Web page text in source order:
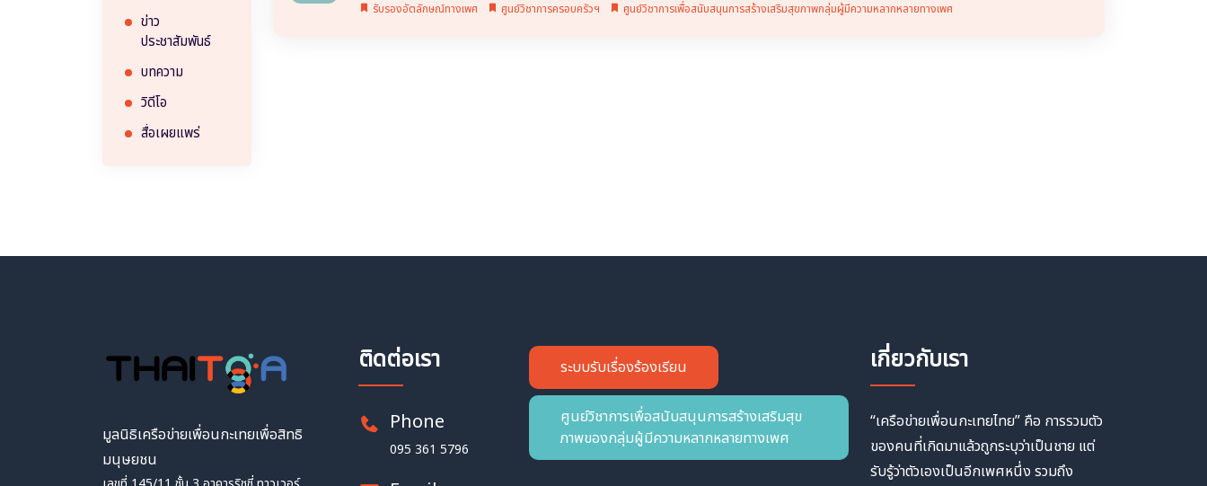
ข่าว
ประชาสัมพันธ์
บทความ
วิดีโอ
สื่อเผยแพร่
รับรองอัตลักษณ์ทางเพศ
ศูนย์วิชาการครอบครัวฯ ศูนย์วิชาการเพื่อสนับสนุนการสร้างเสริมสุขภาพกลุ่มผู้มีความหลากหลายทางเพศ
มูลนิธิเครือข่ายเพื่อนกะเทยเพื่อสิทธิ
มนุษยชน
ติดต่อเรา
Phone
095 361 5796
ระบบรับเรื่องร้องเรียน
ศูนย์วิชาการเพื่อสนับสนุนการสร้างเสริมสุข
ภาพของกลุ่มผู้มีความหลากหลายทางเพศ
เกี่ยวกับเรา
“เครือข่ายเพื่อนกะเทยไทย” คือ การรวมตัว
ของคนที่เกิดมาแล้วถูกระบุว่าเป็นชาย แต่
รับรู้ว่าตัวเองเป็นอีกเพศหนึ่ง รวมถึง